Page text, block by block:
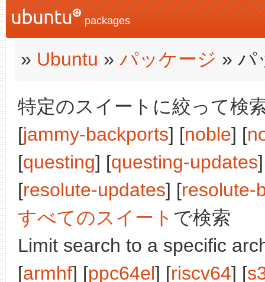
packages
» Ubuntu » パッケージ » パ
特定のスイートに絞って検
[jammy-backports] [noble] [
[questing] [questing-updates
[resolute-updates] [resolute-
すべてのスイート で検索
Limit search to a specific
[armhf] [ppc64el] [riscv64] [